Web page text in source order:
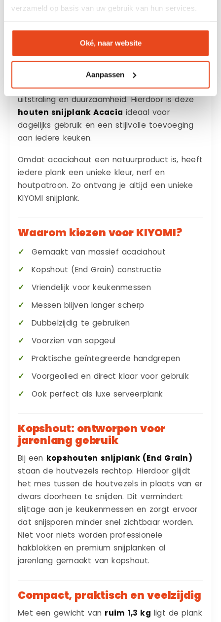
verzameld op basis van uw gebruik van hun services.
Oké, naar website
Aanpassen
Waarom kiezen voor een houten
houtsoorten voor hoogwaardige houten
snijplanken. De warme goudbruine kleur,
levendige houtnerf en hoge hardheid zorgen
voor een perfecte combinatie van luxe
uitstraling en duurzaamheid. Hierdoor is deze
houten snijplank Acacia ideaal voor
dagelijks gebruik en een stijlvolle toevoeging
aan iedere keuken.
Omdat acaciahout een natuurproduct is, heeft
iedere plank een unieke kleur, nerf en
houtpatroon. Zo ontvang je altijd een unieke
KIYOMI snijplank.
Waarom kiezen voor KIYOMI?
Gemaakt van massief acaciahout
Kopshout (End Grain) constructie
Vriendelijk voor keukenmessen
Messen blijven langer scherp
Dubbelzijdig te gebruiken
Voorzien van sapgeul
Praktische geïntegreerde handgrepen
Voorgeolied en direct klaar voor gebruik
Ook perfect als luxe serveerplank
Kopshout: ontworpen voor
jarenlang gebruik
Bij een kopshouten snijplank (End Grain)
staan de houtvezels rechtop. Hierdoor glijdt
het mes tussen de houtvezels in plaats van er
dwars doorheen te snijden. Dit vermindert
slijtage aan je keukenmessen en zorgt ervoor
dat snijsporen minder snel zichtbaar worden.
Niet voor niets worden professionele
hakblokken en premium snijplanken al
jarenlang gemaakt van kopshout.
Compact, praktisch en veelzijdig
Met een gewicht van ruim 1,3 kg ligt de plank